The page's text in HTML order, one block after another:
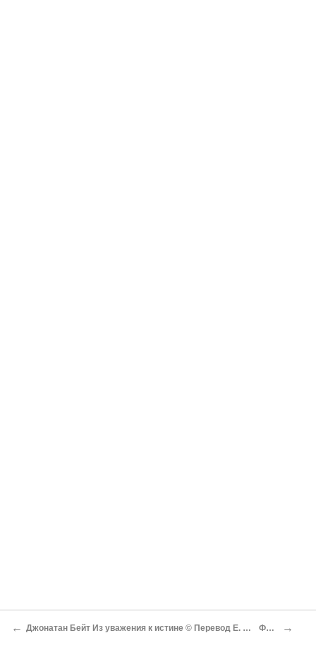
← Джонатан Бейт Из уважения к истине © Перевод Е. Доброхотова-Майкова Фрейд →